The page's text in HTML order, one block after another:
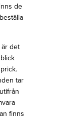
de
det
tar
finns